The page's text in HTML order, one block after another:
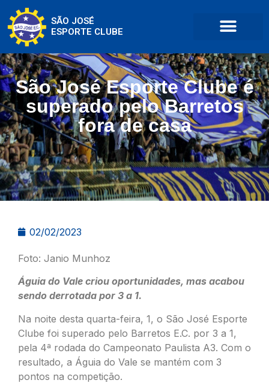
SÃO JOSÉ
ESPORTE CLUBE
São José Esporte Clube é
superado pelo Barretos
fora de casa
02/02/2023
Foto: Janio Munhoz
Águia do Vale criou oportunidades, mas acabou
sendo derrotada por 3 a 1.
Na noite desta quarta-feira, 1, o São José Esporte
Clube foi superado pelo Barretos E.C. por 3 a 1,
pela 4ª rodada do Campeonato Paulista A3. Com o
resultado, a Águia do Vale se mantém com 3
pontos na competição.